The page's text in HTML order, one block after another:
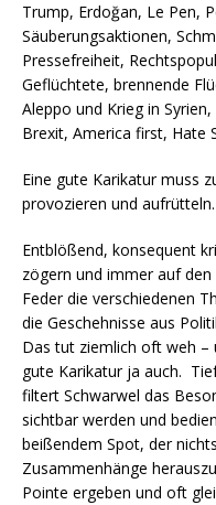
Trump, Erdoğan, Le Pen,
Säuberungsaktionen,
Pressefreiheit,
Geflüchtete, brennende
Aleppo und Krieg in
Brexit, America first, Hate
Eine gute Karikatur muss
provozieren und aufrütteln.
Entblößend, konsequent
zögern und immer auf
Feder die verschiedenen
die Geschehnisse aus
Das tut ziemlich oft weh –
gute Karikatur ja auch.
filtert Schwarwel das
sichtbar werden und
beißendem Spot, der
Zusammenhänge
Pointe ergeben und oft